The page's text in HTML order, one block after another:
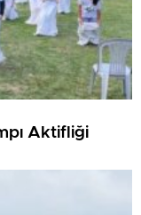
Aktifliği